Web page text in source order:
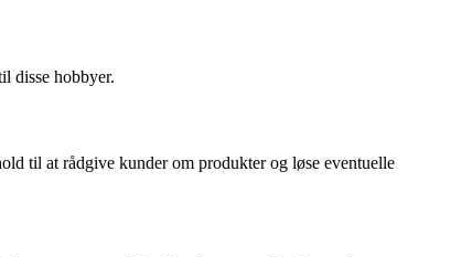
disse hobbyer.
til at rådgive kunder om produkter og løse eventuelle